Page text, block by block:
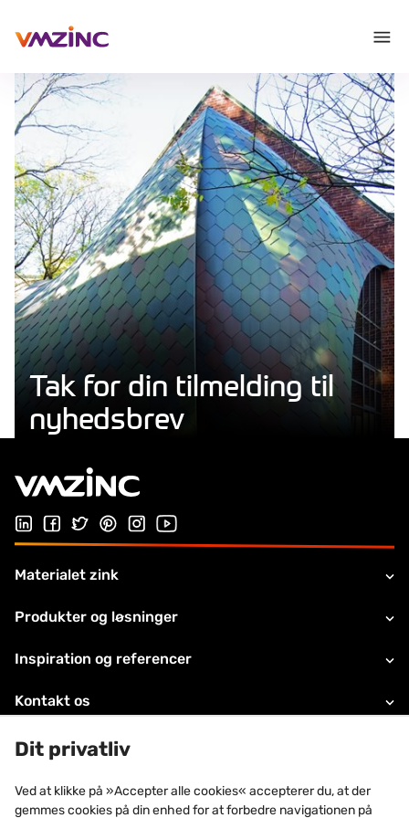
Tak for din tilmelding til
nyhedsbrev
Følg os på Linkedin
Følg os på Facebook
Follow us on Twitter
Follow us on Pinterest
Følg os på Instragram
Visit our Youtube channel
Materialet zink
Produkter og løsninger
Inspiration og referencer
Kontakt os
Juridiske oplysninger
Teknisk support
Dit privatliv
Ved at klikke på »Accepter alle cookies« accepterer du, at der
gemmes cookies på din enhed for at forbedre navigationen på